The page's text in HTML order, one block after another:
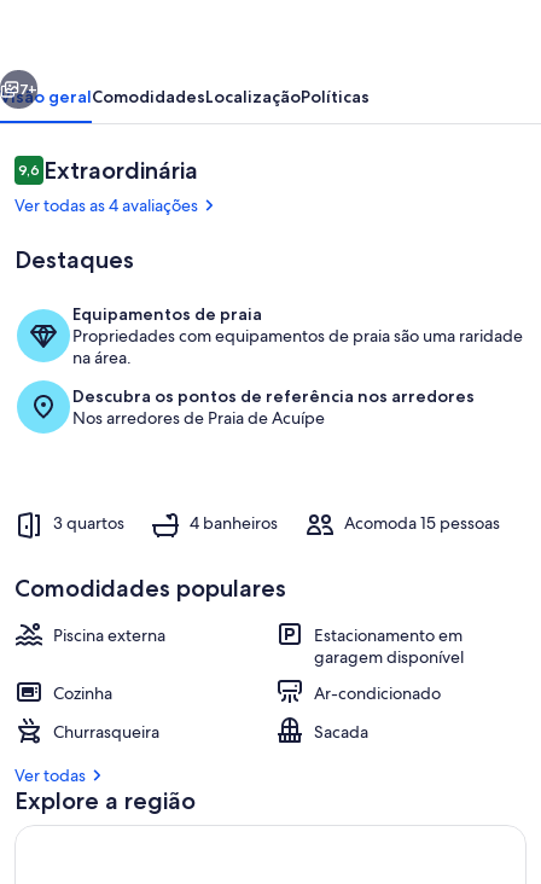
Ilheus.
Próximo
7+
Visão geralComodidadesLocalizaçãoPolíticas
Avaliações
9,69,6 de 10
Extraordinária
Ver todas as 4 avaliações
Destaques
Equipamentos de praia
Propriedades com equipamentos de praia são uma raridade
na área.
Descubra os pontos de referência nos arredores
Nos arredores de Praia de Acuípe
3 quartos 4 banheiros Acomoda 15 pessoas
Comodidades populares
Piscina externa
Estacionamento em
garagem disponível
Cozinha
Ar-condicionado
Churrasqueira
Sacada
Ver todas
Explore a região